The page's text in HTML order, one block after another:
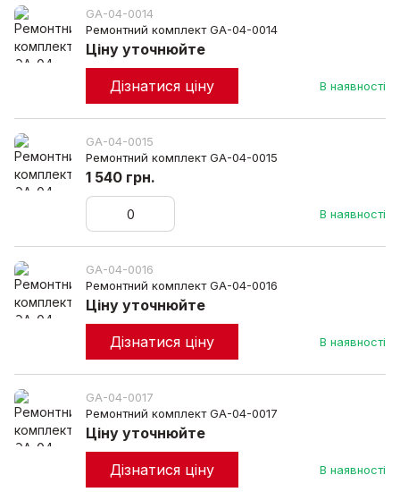
GA-04-0014
Ремонтний комплект GA-04-0014
В наявності
Ціну уточнюйте
Дізнатися ціну
GA-04-0015
Ремонтний комплект GA-04-0015
В наявності
1 540 грн.
GA-04-0016
Ремонтний комплект GA-04-0016
В наявності
Ціну уточнюйте
Дізнатися ціну
GA-04-0017
Ремонтний комплект GA-04-0017
В наявності
Ціну уточнюйте
Дізнатися ціну